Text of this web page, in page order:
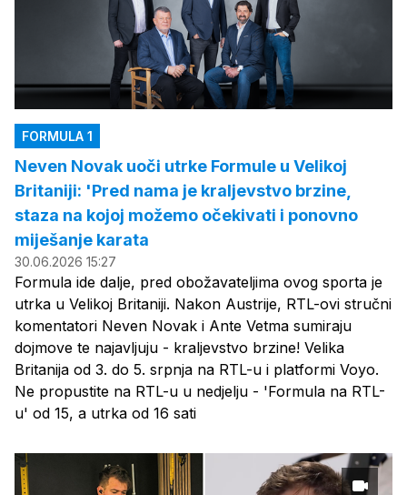
FORMULA 1
Neven Novak uoči utrke Formule u Velikoj
Britaniji: 'Pred nama je kraljevstvo brzine,
staza na kojoj možemo očekivati i ponovno
miješanje karata
30.06.2026 15:27
Formula ide dalje, pred obožavateljima ovog sporta je
utrka u Velikoj Britaniji. Nakon Austrije, RTL-ovi stručni
komentatori Neven Novak i Ante Vetma sumiraju
dojmove te najavljuju - kraljevstvo brzine! Velika
Britanija od 3. do 5. srpnja na RTL-u i platformi Voyo.
Ne propustite na RTL-u u nedjelju - 'Formula na RTL-
u' od 15, a utrka od 16 sati